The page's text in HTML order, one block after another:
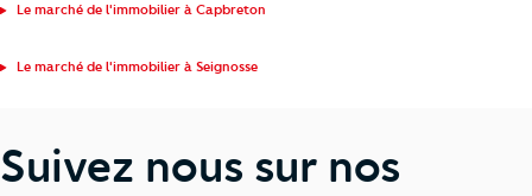
Le marché de l'immobilier à Capbreton
Le marché de l'immobilier à Seignosse
Suivez nous sur nos